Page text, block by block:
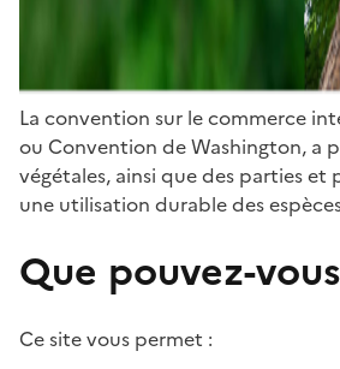
La convention sur le commerce
ou Convention de Washington, a
végétales, ainsi que des parties
une utilisation durable des
Que pouvez-
Ce site vous permet :